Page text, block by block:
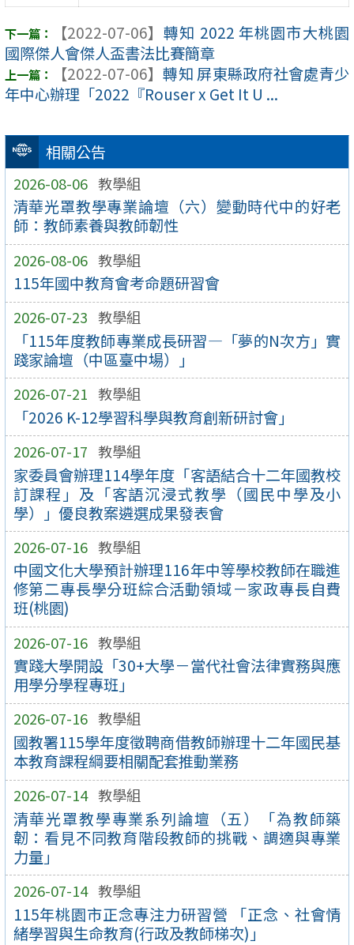
相關公告
2026-08-06 教學組
清華光罩教學專業論壇（六）變動時代中的好老
師：教師素養與教師韌性
2026-08-06 教學組
115年國中教育會考命題研習會
2026-07-23 教學組
「115年度教師專業成長研習—「夢的N次方」實
踐家論壇（中區臺中場）」
2026-07-21 教學組
「2026 K-12學習科學與教育創新研討會」
2026-07-17 教學組
家委員會辦理114學年度「客語結合十二年國教校
訂課程」及「客語沉浸式教學（國民中學及小
學）」優良教案遴選成果發表會
2026-07-16 教學組
中國文化大學預計辦理116年中等學校教師在職進
修第二專長學分班綜合活動領域－家政專長自費
班(桃園)
2026-07-16 教學組
實踐大學開設「30+大學－當代社會法律實務與應
用學分學程專班」
2026-07-16 教學組
國教署115學年度徵聘商借教師辦理十二年國民基
本教育課程綱要相關配套推動業務
2026-07-14 教學組
清華光罩教學專業系列論壇（五）「為教師築
韌：看見不同教育階段教師的挑戰、調適與專業
力量」
2026-07-14 教學組
115年桃園市正念專注力研習營 「正念、社會情
緒學習與生命教育(行政及教師梯次)」
【2022-07-06】 轉知 2022 年桃園市大桃園
國際傑人會傑人盃書法比賽簡章
【2022-07-06】 轉知 屏東縣政府社會處青少
年中心辦理「2022『Rouser x Get It U ...